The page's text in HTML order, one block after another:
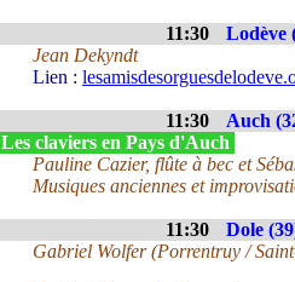
11:30 Lodève
Jean Dekyndt
Lien :
11:30 Auch
Les claviers en Pays d'Auch
Pauline Cazier, flûte à bec et
Musiques anciennes et
11:30 Dole
Gabriel Wolfer (Porrentruy /